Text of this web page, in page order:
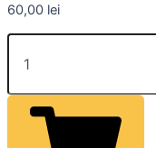
60,00 lei